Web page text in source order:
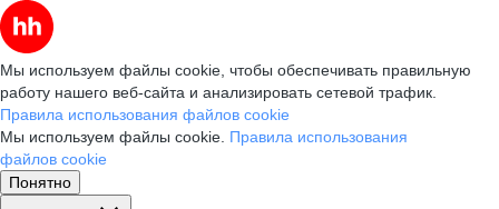
Мы используем файлы cookie, чтобы обеспечивать правильную
работу нашего веб-сайта и анализировать сетевой трафик.
Правила использования файлов cookie
Мы используем файлы cookie. Правила использования
файлов cookie
Понятно